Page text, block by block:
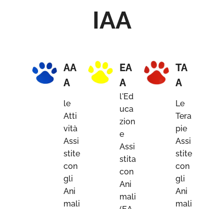
IAA
AA
A
le
Atti
vità
Assi
stite
con
gli
Ani
mali
EA
A
l'Ed
uca
zion
e
Assi
stita
con
Ani
mali
TA
A
Le
Tera
pie
Assi
stite
con
gli
Ani
mali